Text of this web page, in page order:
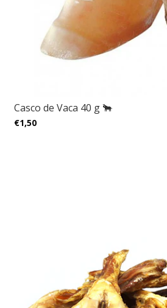
Casco de Vaca 40 g 🐂
€1,50